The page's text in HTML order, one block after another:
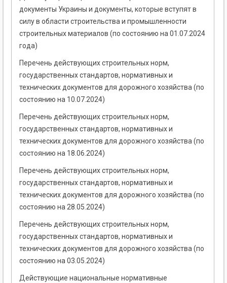
документы Украины и документы, которые вступят в
силу в области строительства и промышленности
строительных материалов (по состоянию на 01.07.2024
года)
Перечень действующих строительных норм,
государственных стандартов, нормативных и
технических документов для дорожного хозяйства (по
состоянию на 10.07.2024)
Перечень действующих строительных норм,
государственных стандартов, нормативных и
технических документов для дорожного хозяйства (по
состоянию на 18.06.2024)
Перечень действующих строительных норм,
государственных стандартов, нормативных и
технических документов для дорожного хозяйства (по
состоянию на 28.05.2024)
Перечень действующих строительных норм,
государственных стандартов, нормативных и
технических документов для дорожного хозяйства (по
состоянию на 03.05.2024)
Действующие национальные нормативные